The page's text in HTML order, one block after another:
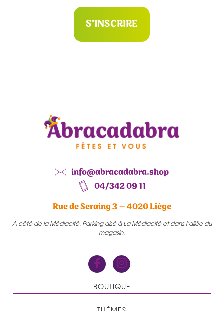
S'INSCRIRE
info@abracadabra.shop
04/342 09 11
Rue de Seraing 3 – 4020 Liège
A côté de la Médiacité. Parking aisé à La Médiacité et dans l’allée du
magasin.
BOUTIQUE